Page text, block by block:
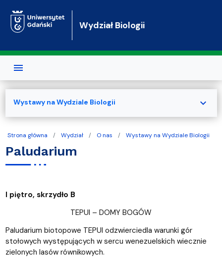
Wydział Biologii
Strona główna Wydział O nas Wystawy na Wydziale Biologii
Paludarium
I piętro, skrzydło B
TEPUI – DOMY BOGÓW
Paludarium biotopowe TEPUI odzwierciedla warunki gór
stołowych występujących w sercu wenezuelskich wiecznie
zielonych lasów równikowych.
Wystawy na Wydziale Biologii expand_more